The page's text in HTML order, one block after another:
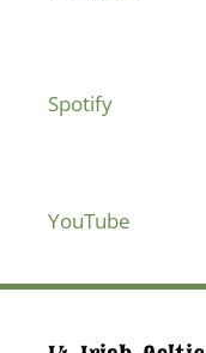
Spotify
YouTube